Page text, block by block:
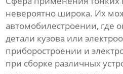
невероятно широка. Их
автомобилестроении, где
детали кузова или
приборостроении и
при сборке различных